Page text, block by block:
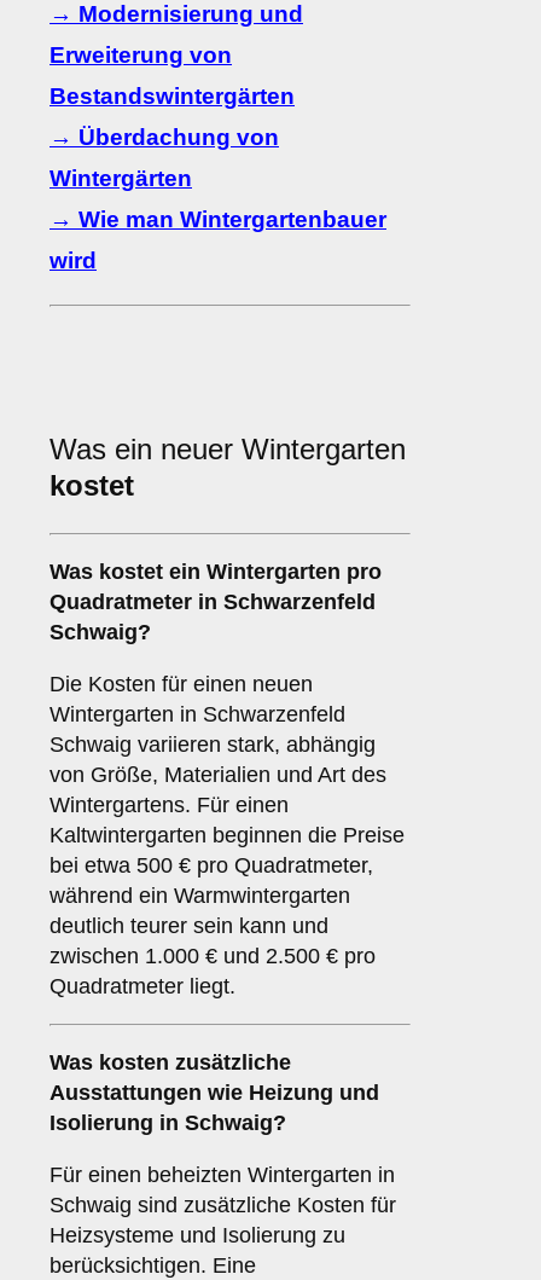
→ Modernisierung und
Erweiterung von
Bestandswintergärten
→ Überdachung von
Wintergärten
→ Wie man Wintergartenbauer
wird
Was ein neuer Wintergarten
kostet
Was kostet ein Wintergarten pro
Quadratmeter in Schwarzenfeld
Schwaig?
Die Kosten für einen neuen
Wintergarten in Schwarzenfeld
Schwaig variieren stark, abhängig
von Größe, Materialien und Art des
Wintergartens. Für einen
Kaltwintergarten beginnen die Preise
bei etwa 500 € pro Quadratmeter,
während ein Warmwintergarten
deutlich teurer sein kann und
zwischen 1.000 € und 2.500 € pro
Quadratmeter liegt.
Was kosten zusätzliche
Ausstattungen wie Heizung und
Isolierung in Schwaig?
Für einen beheizten Wintergarten in
Schwaig sind zusätzliche Kosten für
Heizsysteme und Isolierung zu
berücksichtigen. Eine